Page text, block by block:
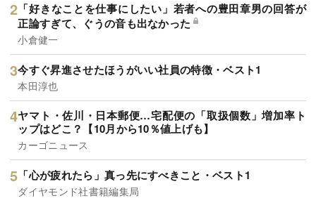
「好きなことを仕事にしたい」若者への豊田章男の回答が
正論すぎて、ぐうの音も出なかった
小倉健一
今すぐ昇進させたほうがいい社員の特徴・ベスト1
本田淳也
ヤマト・佐川・日本郵便…宅配便の「取扱個数」増加率ト
ップはどこ？【10月から10％値上げも】
カーゴニュース
「心が疲れたら」真っ先にすべきこと・ベスト1
ダイヤモンド社書籍編集局